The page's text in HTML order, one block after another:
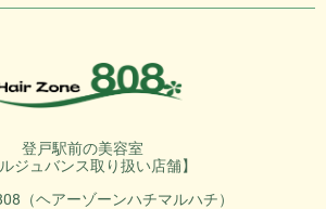
登戸駅前の美容室
ルジュバンス取り扱い店舗】
（ヘアーゾーンハチマルハチ）